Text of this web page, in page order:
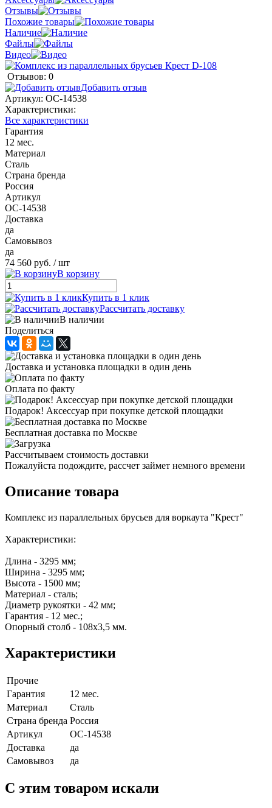
Отзывы
Похожие товары
Наличие
Файлы
Видео
Отзывов: 0
Добавить отзыв
Артикул: ОС-14538
Характеристики:
Все характеристики
Гарантия
12 мес.
Материал
Сталь
Страна бренда
Россия
Артикул
ОС-14538
Доставка
да
Самовывоз
да
74 560 руб. / шт
В корзину
Купить в 1 клик
Рассчитать доставку
В наличии
Поделиться
Доставка и установка площадки в один день
Оплата по факту
Подарок! Аксессуар при покупке детской площадки
Бесплатная доставка по Москве
Рассчитываем стоимость доставки
Пожалуйста подождите, рассчет займет немного времени
Описание товара
Комплекс из параллельных брусьев для воркаута "Крест"
Характеристики:
Длина - 3295 мм;
Ширина - 3295 мм;
Высота - 1500 мм;
Материал - сталь;
Диаметр рукоятки - 42 мм;
Гарантия - 12 мес.;
Опорный столб - 108х3,5 мм.
Характеристики
Прочие
Гарантия
12 мес.
Материал
Сталь
Страна бренда Россия
Артикул
ОС-14538
Доставка
да
Самовывоз
да
C этим товаром искали